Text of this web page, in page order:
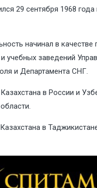
29 сентября 1968
начинал в
и учебных заведений
и Департамента СНГ.
в России и
в